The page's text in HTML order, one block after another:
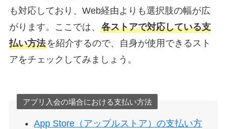
も対応しており、Web経由よりも選択肢の幅が広
がります。ここでは、 各ストアで対応している支
払い方法を紹介するので、自身が使用できるスト
アをチェックしてみましょう。
アプリ入会の場合における支払い方法
App Store（アップルストア）の支払い方